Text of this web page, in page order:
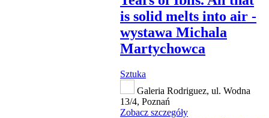
is solid melts into air -
wystawa Michala
Martychowca
Sztuka
Galeria Rodriguez, ul. Wodna
13/4, Poznań
Zobacz szczegóły